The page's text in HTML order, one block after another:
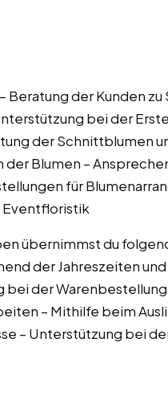
Beratung der Kunden
bei der
der Schnittblumen
Blumen –
für
Eventfloristik
übernimmst du
der Jahreszeiten
der
– Mithilfe beim
– Unterstützung bei